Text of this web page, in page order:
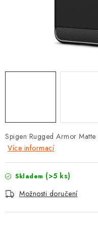
HODNOCENÍ OBCHODU
Jak nakupovat
Spigen Rugged Armor
Více informací
Skladem (>5 ks)
Možnosti doručení